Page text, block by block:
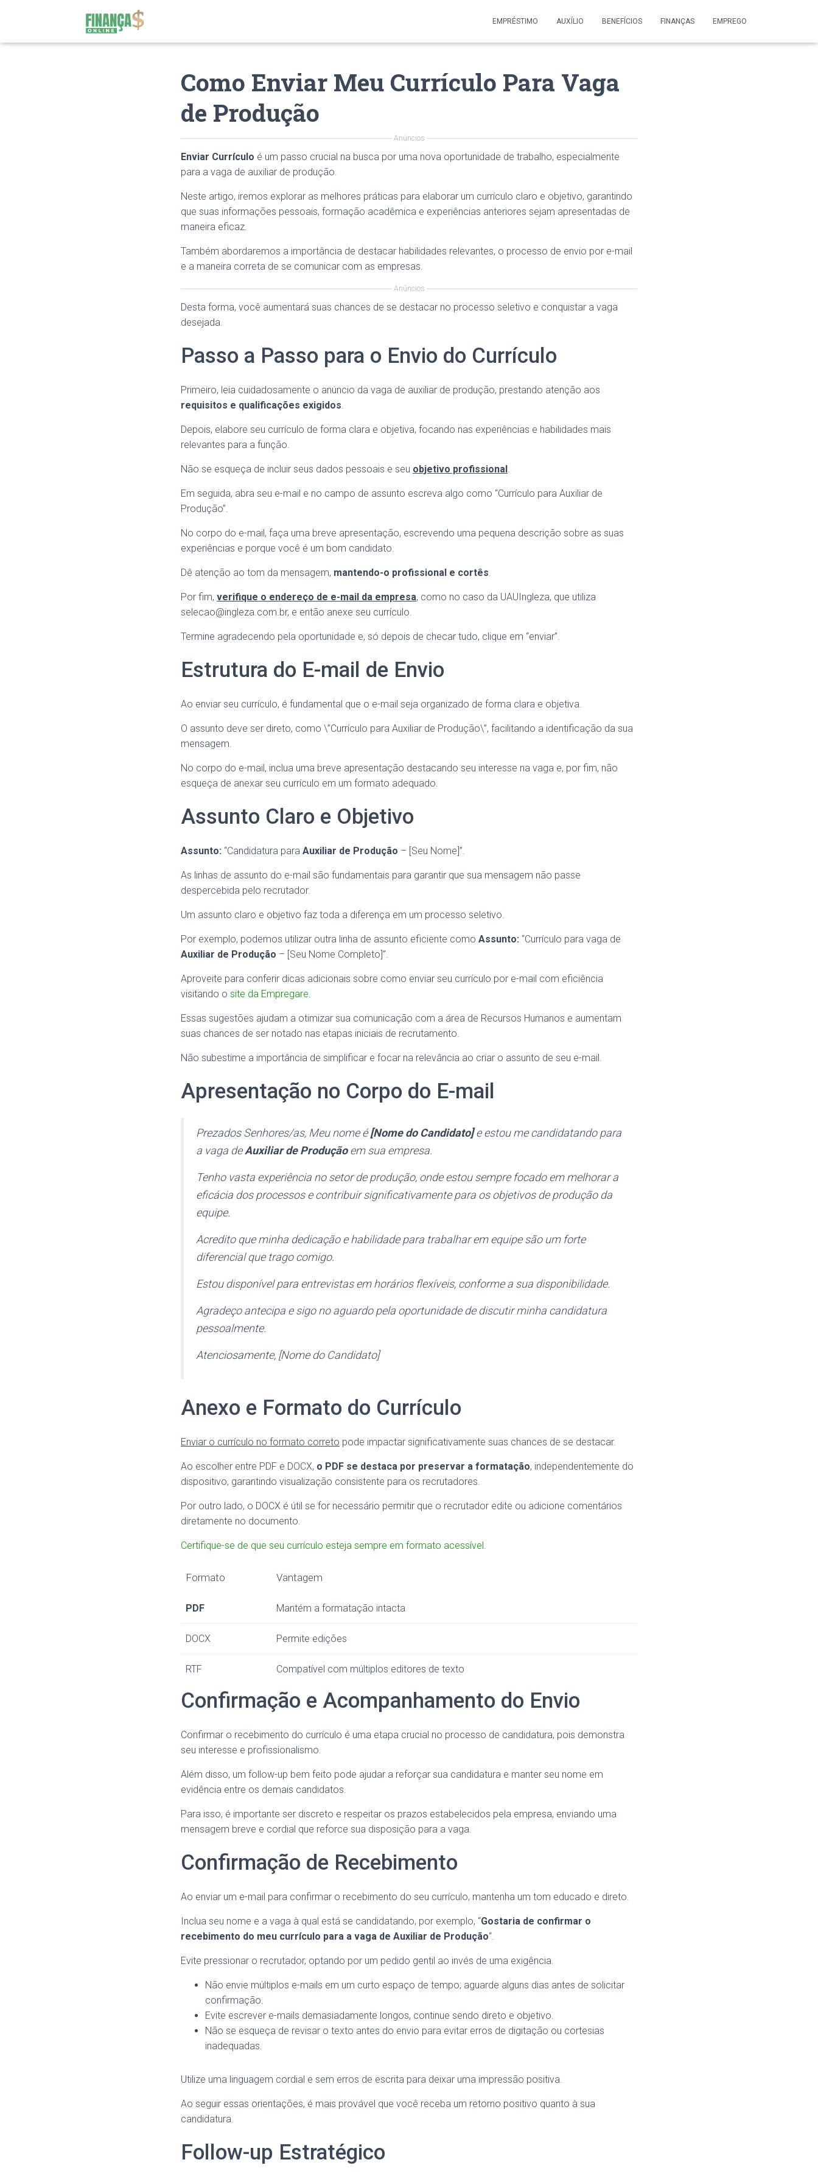
EMPRÉSTIMO AUXÍLIO BENEFÍCIOS FINANÇAS EMPREGO
Como Enviar Meu Currículo Para Vaga
de Produção
Anúncios
Enviar Currículo é um passo crucial na busca por uma nova oportunidade de trabalho, especialmente
para a vaga de auxiliar de produção.
Neste artigo, iremos explorar as melhores práticas para elaborar um currículo claro e objetivo, garantindo
que suas informações pessoais, formação acadêmica e experiências anteriores sejam apresentadas de
maneira eficaz.
Também abordaremos a importância de destacar habilidades relevantes, o processo de envio por e-mail
e a maneira correta de se comunicar com as empresas.
Anúncios
Desta forma, você aumentará suas chances de se destacar no processo seletivo e conquistar a vaga
desejada.
Passo a Passo para o Envio do Currículo
Primeiro, leia cuidadosamente o anúncio da vaga de auxiliar de produção, prestando atenção aos
requisitos e qualificações exigidos.
Depois, elabore seu currículo de forma clara e objetiva, focando nas experiências e habilidades mais
relevantes para a função.
Não se esqueça de incluir seus dados pessoais e seu objetivo profissional.
Em seguida, abra seu e-mail e no campo de assunto escreva algo como “Currículo para Auxiliar de
Produção”.
No corpo do e-mail, faça uma breve apresentação, escrevendo uma pequena descrição sobre as suas
experiências e porque você é um bom candidato.
Dê atenção ao tom da mensagem, mantendo-o profissional e cortês.
Por fim, verifique o endereço de e-mail da empresa, como no caso da UAUIngleza, que utiliza
selecao@ingleza.com.br, e então anexe seu currículo.
Termine agradecendo pela oportunidade e, só depois de checar tudo, clique em “enviar”.
Estrutura do E-mail de Envio
Ao enviar seu currículo, é fundamental que o e-mail seja organizado de forma clara e objetiva.
O assunto deve ser direto, como \”Currículo para Auxiliar de Produção\”, facilitando a identificação da sua
mensagem.
No corpo do e-mail, inclua uma breve apresentação destacando seu interesse na vaga e, por fim, não
esqueça de anexar seu currículo em um formato adequado.
Assunto Claro e Objetivo
Assunto: “Candidatura para Auxiliar de Produção – [Seu Nome]”.
As linhas de assunto do e-mail são fundamentais para garantir que sua mensagem não passe
despercebida pelo recrutador.
Um assunto claro e objetivo faz toda a diferença em um processo seletivo.
Por exemplo, podemos utilizar outra linha de assunto eficiente como Assunto: “Currículo para vaga de
Auxiliar de Produção – [Seu Nome Completo]”.
Aproveite para conferir dicas adicionais sobre como enviar seu currículo por e-mail com eficiência
visitando o site da Empregare.
Essas sugestões ajudam a otimizar sua comunicação com a área de Recursos Humanos e aumentam
suas chances de ser notado nas etapas iniciais de recrutamento.
Não subestime a importância de simplificar e focar na relevância ao criar o assunto de seu e-mail.
Apresentação no Corpo do E-mail
Prezados Senhores/as, Meu nome é[Nome do Candidato]e estou me candidatando para
a vaga deAuxiliar de Produçãoem sua empresa.
Tenho vasta experiência no setor de produção, onde estou sempre focado em melhorar a
eficácia dos processos e contribuir significativamente para os objetivos de produção da
equipe.
Acredito que minha dedicação e habilidade para trabalhar em equipe são um forte
diferencial que trago comigo.
Estou disponível para entrevistas em horários flexíveis, conforme a sua disponibilidade.
Agradeço antecipa e sigo no aguardo pela oportunidade de discutir minha candidatura
pessoalmente.
Atenciosamente, [Nome do Candidato]
Anexo e Formato do Currículo
Enviar o currículo no formato correto pode impactar significativamente suas chances de se destacar.
Ao escolher entre PDF e DOCX, o PDF se destaca por preservar a formatação, independentemente do
dispositivo, garantindo visualização consistente para os recrutadores.
Por outro lado, o DOCX é útil se for necessário permitir que o recrutador edite ou adicione comentários
diretamente no documento.
Certifique-se de que seu currículo esteja sempre em formato acessível.
Formato Vantagem
PDF Mantém a formatação intacta
DOCX Permite edições
RTF Compatível com múltiplos editores de texto
Confirmação e Acompanhamento do Envio
Confirmar o recebimento do currículo é uma etapa crucial no processo de candidatura, pois demonstra
seu interesse e profissionalismo.
Além disso, um follow-up bem feito pode ajudar a reforçar sua candidatura e manter seu nome em
evidência entre os demais candidatos.
Para isso, é importante ser discreto e respeitar os prazos estabelecidos pela empresa, enviando uma
mensagem breve e cordial que reforce sua disposição para a vaga.
Confirmação de Recebimento
Ao enviar um e-mail para confirmar o recebimento do seu currículo, mantenha um tom educado e direto.
Inclua seu nome e a vaga à qual está se candidatando, por exemplo, “Gostaria de confirmar o
recebimento do meu currículo para a vaga de Auxiliar de Produção“.
Evite pressionar o recrutador, optando por um pedido gentil ao invés de uma exigência.
Não envie múltiplos e-mails em um curto espaço de tempo; aguarde alguns dias antes de solicitar
confirmação.
Evite escrever e-mails demasiadamente longos, continue sendo direto e objetivo.
Não se esqueça de revisar o texto antes do envio para evitar erros de digitação ou cortesias
inadequadas.
Utilize uma linguagem cordial e sem erros de escrita para deixar uma impressão positiva.
Ao seguir essas orientações, é mais provável que você receba um retorno positivo quanto à sua
candidatura.
Follow-up Estratégico